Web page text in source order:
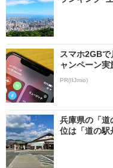
スマホ2GB
ャンペーン実
PR(IIJmio)
兵庫県の「
位は「道の駅